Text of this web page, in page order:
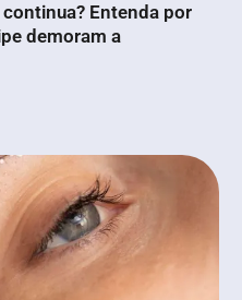
Entenda por
demoram a